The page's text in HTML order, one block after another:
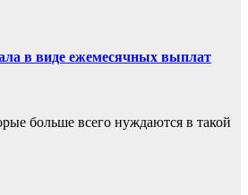
в виде ежемесячных выплат
больше всего нуждаются в такой